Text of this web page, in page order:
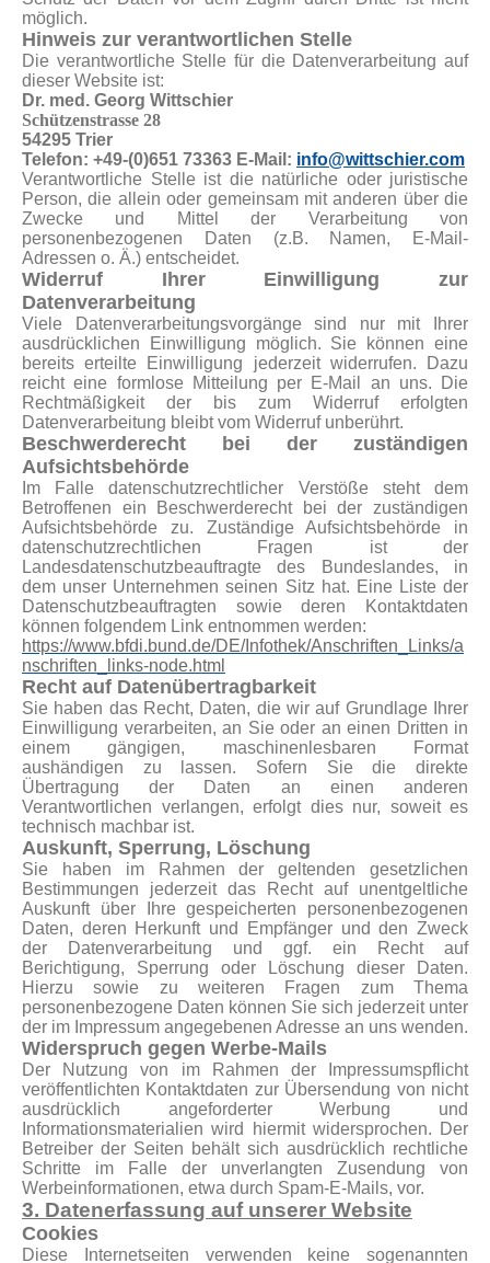
möglich.
Hinweis zur verantwortlichen Stelle
Die verantwortliche Stelle für die Datenverarbeitung auf
dieser Website ist:
Dr. med. Georg Wittschier
Schützenstrasse 28
54295 Trier
Telefon: +49-(0)651 73363 E-Mail: info@wittschier.com
Verantwortliche Stelle ist die natürliche oder juristische
Person, die allein oder gemeinsam mit anderen über die
Zwecke und Mittel der Verarbeitung von
personenbezogenen Daten (z.B. Namen, E-Mail-
Adressen o. Ä.) entscheidet.
Widerruf Ihrer Einwilligung zur
Datenverarbeitung
Viele Datenverarbeitungsvorgänge sind nur mit Ihrer
ausdrücklichen Einwilligung möglich. Sie können eine
bereits erteilte Einwilligung jederzeit widerrufen. Dazu
reicht eine formlose Mitteilung per E-Mail an uns. Die
Rechtmäßigkeit der bis zum Widerruf erfolgten
Datenverarbeitung bleibt vom Widerruf unberührt.
Beschwerderecht bei der zuständigen
Aufsichtsbehörde
Im Falle datenschutzrechtlicher Verstöße steht dem
Betroffenen ein Beschwerderecht bei der zuständigen
Aufsichtsbehörde zu. Zuständige Aufsichtsbehörde in
datenschutzrechtlichen Fragen ist der
Landesdatenschutzbeauftragte des Bundeslandes, in
dem unser Unternehmen seinen Sitz hat. Eine Liste der
Datenschutzbeauftragten sowie deren Kontaktdaten
können folgendem Link entnommen werden:
https://www.bfdi.bund.de/DE/Infothek/Anschriften_Links/a
nschriften_links-node.html
Recht auf Datenübertragbarkeit
Sie haben das Recht, Daten, die wir auf Grundlage Ihrer
Einwilligung verarbeiten, an Sie oder an einen Dritten in
einem gängigen, maschinenlesbaren Format
aushändigen zu lassen. Sofern Sie die direkte
Übertragung der Daten an einen anderen
Verantwortlichen verlangen, erfolgt dies nur, soweit es
technisch machbar ist.
Auskunft, Sperrung, Löschung
Sie haben im Rahmen der geltenden gesetzlichen
Bestimmungen jederzeit das Recht auf unentgeltliche
Auskunft über Ihre gespeicherten personenbezogenen
Daten, deren Herkunft und Empfänger und den Zweck
der Datenverarbeitung und ggf. ein Recht auf
Berichtigung, Sperrung oder Löschung dieser Daten.
Hierzu sowie zu weiteren Fragen zum Thema
personenbezogene Daten können Sie sich jederzeit unter
der im Impressum angegebenen Adresse an uns wenden.
Widerspruch gegen Werbe-Mails
Der Nutzung von im Rahmen der Impressumspflicht
veröffentlichten Kontaktdaten zur Übersendung von nicht
ausdrücklich angeforderter Werbung und
Informationsmaterialien wird hiermit widersprochen. Der
Betreiber der Seiten behält sich ausdrücklich rechtliche
Schritte im Falle der unverlangten Zusendung von
Werbeinformationen, etwa durch Spam-E-Mails, vor.
3. Datenerfassung auf unserer Website
Cookies
Diese Internetseiten verwenden keine sogenannten